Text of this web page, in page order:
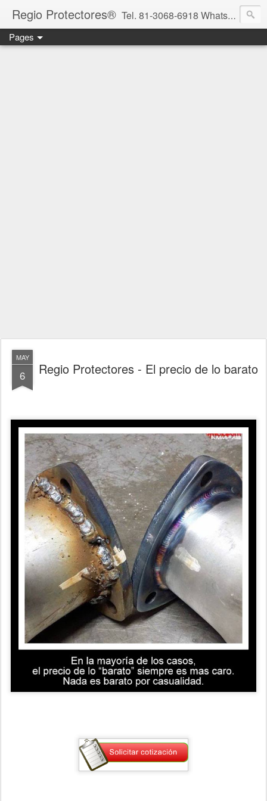
Regio Protectores® Tel. 81-3068-6918 WhatsApp 81-2636-2823 / 33-1145-3780 cotizacionregioprotectores@gmail.com / regioprotectores@gmail.com https://www.facebook.com/RegioProtectores/
Pages
MAY
6 Regio Protectores - El precio de lo barato